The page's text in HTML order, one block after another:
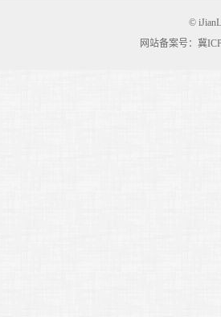
©
网站备案号：冀